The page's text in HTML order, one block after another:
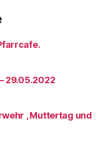
29.05.2022
, Muttertag und